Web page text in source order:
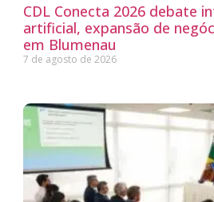
CDL Conecta 2026 debate
artificial, expansão de
em Blumenau
7 de agosto de 2026